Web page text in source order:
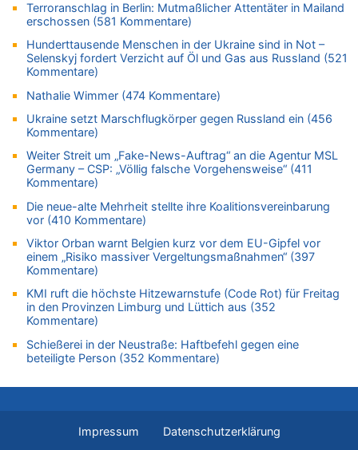
06.08.2026 - 12:08 von Medium zu
Frau hörte Stimmen aus Haus des verstorbenen Nachbarn
06.08.2026 - 11:52 von Hubert F. zu
Zweite Hitzewelle in diesem Sommer ist jetzt amtlich
Zweite Hitzewelle in diesem Sommer ist jetzt amtlich
06.08.2026 - 11:42 von Willi Müller zu
Eschweiler: 16-Jähriger soll seine Oma ermordet haben
06.08.2026 - 11:35 von ne Hondsjong zu
Zweite Hitzewelle in diesem Sommer ist jetzt amtlich
06.08.2026 - 11:11 von Dax zu
Wie kam es zur Ceuta-Krise?
06.08.2026 - 10:39 von Mungo zu
Wasserstand des Rheins in NRW so niedrig wie noch nie
06.08.2026 - 10:34 von Ostbelgien Direkt zu
Tessa Wullaert knackt die 100-Tore-Marke für die Red Flames
06.08.2026 - 10:20 von Dax zu
06.08.2026 - 10:18 von Dax zu
06.08.2026 - 10:16 von Dax zu
Terroranschlag in Berlin: Mutmaßlicher Attentäter in Mailand
erschossen (581 Kommentare)
Hunderttausende Menschen in der Ukraine sind in Not –
Selenskyj fordert Verzicht auf Öl und Gas aus Russland (521
Kommentare)
Nathalie Wimmer (474 Kommentare)
Ukraine setzt Marschflugkörper gegen Russland ein (456
Kommentare)
Weiter Streit um „Fake-News-Auftrag“ an die Agentur MSL
Germany – CSP: „Völlig falsche Vorgehensweise“ (411
Kommentare)
Die neue-alte Mehrheit stellte ihre Koalitionsvereinbarung
vor (410 Kommentare)
Viktor Orban warnt Belgien kurz vor dem EU-Gipfel vor
einem „Risiko massiver Vergeltungsmaßnahmen“ (397
Kommentare)
KMI ruft die höchste Hitzewarnstufe (Code Rot) für Freitag
in den Provinzen Limburg und Lüttich aus (352
Kommentare)
Schießerei in der Neustraße: Haftbefehl gegen eine
beteiligte Person (352 Kommentare)
Impressum Datenschutzerklärung